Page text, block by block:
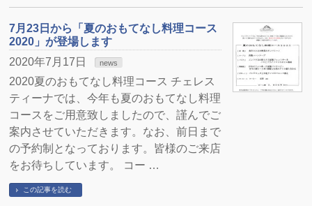
7月23日から「夏のおもてなし料理コース
2020」が登場します
2020年7月17日
news
2020夏のおもてなし料理コース チェレス
ティーナでは、今年も夏のおもてなし料理
コースをご用意致しましたので、謹んでご
案内させていただきます。なお、前日まで
の予約制となっております。皆様のご来店
をお待ちしています。 コー …
この記事を読む